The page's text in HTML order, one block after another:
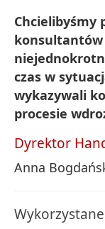
Chcielibyśmy
konsultantów
czas w
wykazywali
procesie
Dyrektor
Anna
Wykorzystane